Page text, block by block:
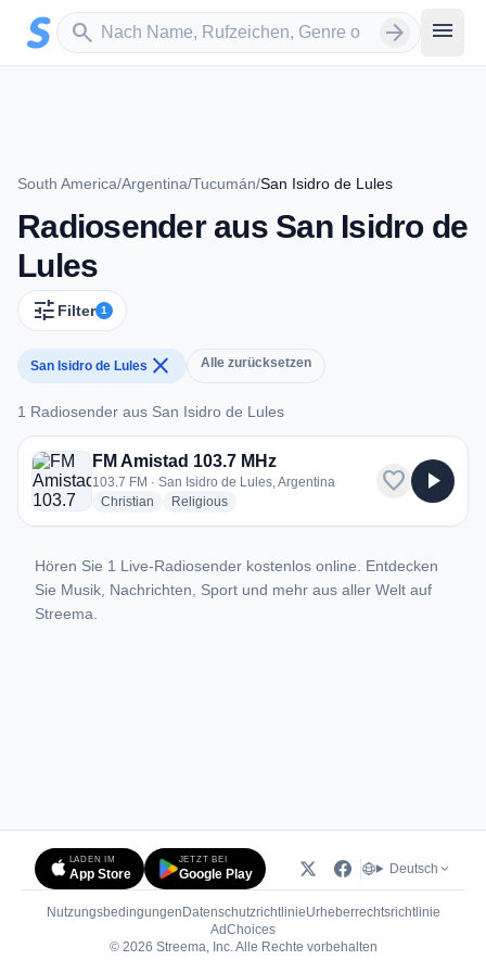
Zum Hauptinhalt springen
search
Sender suchen arrow_forward menu
South America/Argentina/Tucumán/San Isidro de Lules
Radiosender aus San Isidro de
Lules
tune Filter 1
San Isidro de Lules close Alle zurücksetzen
1 Radiosender aus San Isidro de Lules
1 Radiosender aus San Isidro de Lules
FM Amistad 103.7 MHz
103.7 FM · San Isidro de Lules, Argentina
Christian radio stations
Religiousradio stations
favorite play_arrow
Hören Sie 1 Live-Radiosender kostenlos online. Entdecken
Sie Musik, Nachrichten, Sport und mehr aus aller Welt auf
Streema.
LADEN IM
App Store
JETZT BEI
Google Play Deutsch
Nutzungsbedingungen DatenschutzrichtlinieUrheberrechtsrichtlinie
AdChoices(öffnet in neuem Tab)
© 2026 Streema, Inc. Alle Rechte vorbehalten